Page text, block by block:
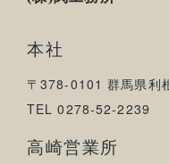
本社
〒378-0101 群馬県利
TEL 0278-52-2239
高崎営業所